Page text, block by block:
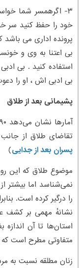
۳- اگرهمسر شما
خود را حفظ کنید سر
پرونده اداری می باشد
بی اعتنا به وی و
استفاده کنید . بی
بی ادبی اش ، او را
پشیمانی بعد از طلاق
تقاضای طلاق از
پسران بعد از جدایی)
موضوع طلاق که این
نشانهٔ مهمی بر کشف
متفاوتی مطرح است که مهم‌ترین آن
زنان مطلقه نسبت به